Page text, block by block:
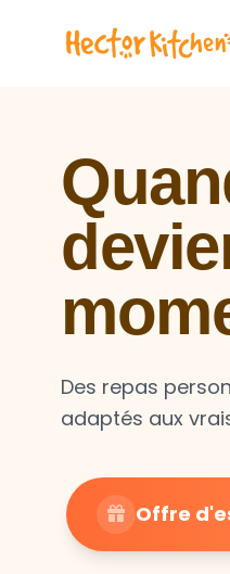
Des repas
adaptés aux
Offre